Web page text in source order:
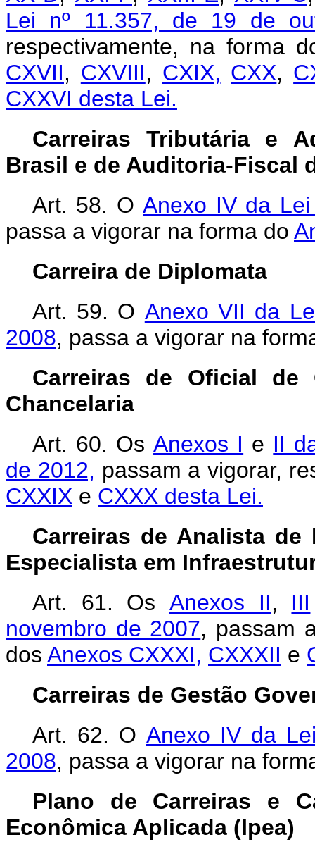
Lei nº 11.357, de 19 de
respectivamente, na forma
CXVII, CXVIII, CXIX, CXX,
CXXVI desta Lei.
Carreiras Tributária e
Brasil e de Auditoria-Fiscal
Art. 58. OAnexo IV da
passa a vigorar na forma do
Carreira de Diplomata
Art. 59. O Anexo VII da
2008, passa a vigorar na
Carreiras de Oficial de
Chancelaria
Art. 60. OsAnexos I e II
de 2012, passam a vigorar,
CXXIX e CXXX desta Lei.
Carreiras de Analista
Especialista em
Art. 61.
Os Anexos II, III
novembro de 2007, passam
dos Anexos CXXXI, CXXXII e
Carreiras de Gestão
Art. 62. O Anexo IV da
2008, passa a vigorar na
Plano de Carreiras e
Econômica Aplicada (Ipea)